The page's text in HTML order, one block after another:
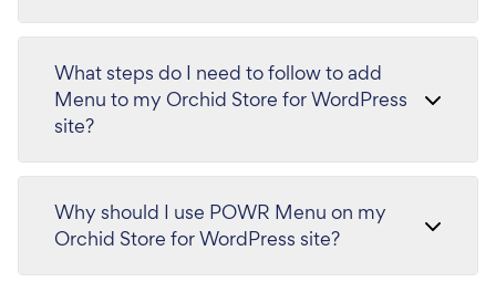
What steps do I need to follow to add
Menu to my Orchid Store for WordPress
site?
Why should I use POWR Menu on my
Orchid Store for WordPress site?